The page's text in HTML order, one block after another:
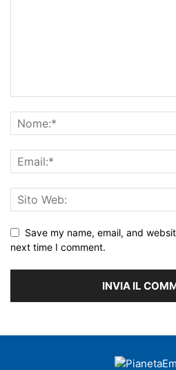
Save my name, email, and
next time I comment.